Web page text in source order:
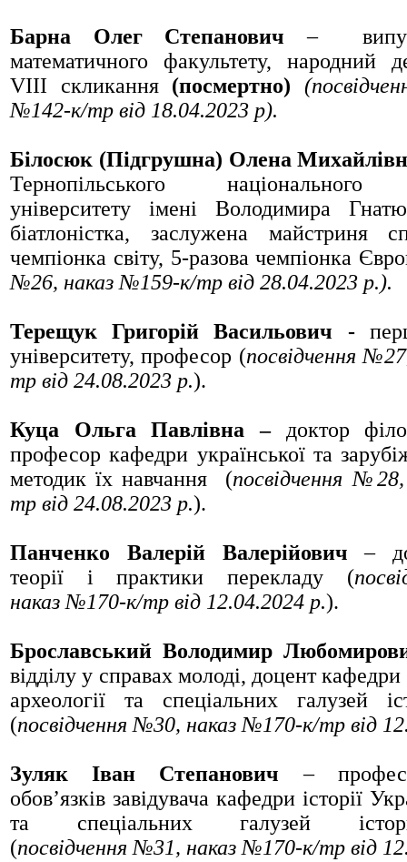
Барна Олег Степанович –
математичного факультету, народний
VIII скликання (посмертно)
№142-к/тр від 18.04.2023 р).
Білосюк (Підгрушна) Олена
Тернопільського національного
університету імені Володимира
біатлоністка, заслужена майстриня
чемпіонка світу, 5-разова чемпіонка
№26, наказ №159-к/тр від 28.04.2023 р.).
Терещук Григорій Васильович -
університету, професор (посвідчення №27
тр від 24.08.2023 р.).
Куца Ольга Павлівна – доктор
професор кафедри української та
методик їх навчання (посвідчення №28
тр від 24.08.2023 р.).
Панченко Валерій Валерійович –
теорії і практики перекладу (
наказ №170-к/тр від 12.04.2024 р.).
Брославський Володимир
відділу у справах молоді, доцент кафедри
археології та спеціальних галузей
(посвідчення №30, наказ №170-к/тр від
Зуляк Іван Степанович –
обов’язків завідувача кафедри історії
та спеціальних галузей
(посвідчення №31, наказ №170-к/тр від